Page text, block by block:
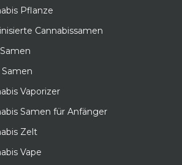
Pflanze
Cannabissamen
Samen
Vaporizer
Samen für Anfänger
Zelt
Vape